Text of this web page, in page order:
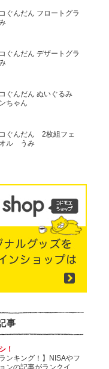
ぐんだん フロートグラ
ぐんだん デザートグラ
ぐんだん ぬいぐるみ
ちゃん
ぐんだん 2枚組フェ
ル うみ
事
！
ランキング！】NISAやフ